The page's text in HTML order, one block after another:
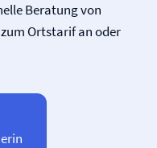
Beratung von
Ortstarif an oder